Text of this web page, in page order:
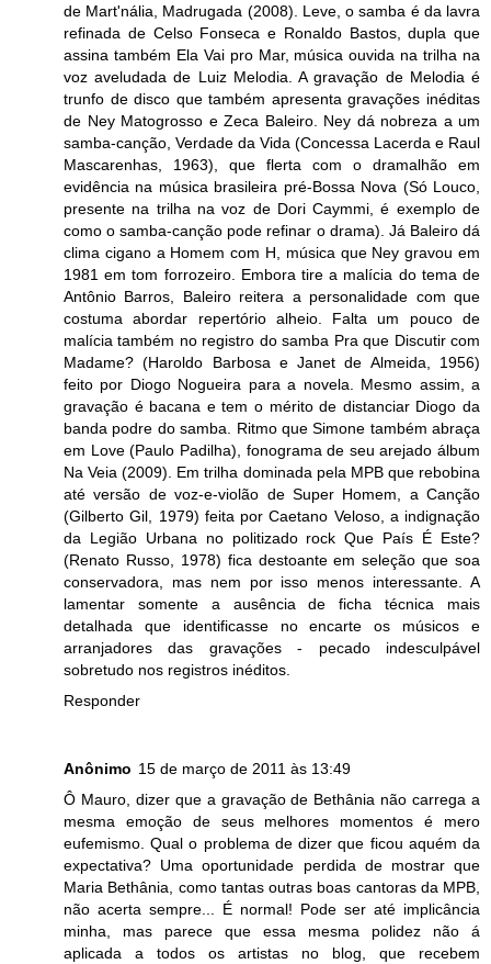
de Mart'nália, Madrugada (2008). Leve, o samba é da lavra
refinada de Celso Fonseca e Ronaldo Bastos, dupla que
assina também Ela Vai pro Mar, música ouvida na trilha na
voz aveludada de Luiz Melodia. A gravação de Melodia é
trunfo de disco que também apresenta gravações inéditas
de Ney Matogrosso e Zeca Baleiro. Ney dá nobreza a um
samba-canção, Verdade da Vida (Concessa Lacerda e Raul
Mascarenhas, 1963), que flerta com o dramalhão em
evidência na música brasileira pré-Bossa Nova (Só Louco,
presente na trilha na voz de Dori Caymmi, é exemplo de
como o samba-canção pode refinar o drama). Já Baleiro dá
clima cigano a Homem com H, música que Ney gravou em
1981 em tom forrozeiro. Embora tire a malícia do tema de
Antônio Barros, Baleiro reitera a personalidade com que
costuma abordar repertório alheio. Falta um pouco de
malícia também no registro do samba Pra que Discutir com
Madame? (Haroldo Barbosa e Janet de Almeida, 1956)
feito por Diogo Nogueira para a novela. Mesmo assim, a
gravação é bacana e tem o mérito de distanciar Diogo da
banda podre do samba. Ritmo que Simone também abraça
em Love (Paulo Padilha), fonograma de seu arejado álbum
Na Veia (2009). Em trilha dominada pela MPB que rebobina
até versão de voz-e-violão de Super Homem, a Canção
(Gilberto Gil, 1979) feita por Caetano Veloso, a indignação
da Legião Urbana no politizado rock Que País É Este?
(Renato Russo, 1978) fica destoante em seleção que soa
conservadora, mas nem por isso menos interessante. A
lamentar somente a ausência de ficha técnica mais
detalhada que identificasse no encarte os músicos e
arranjadores das gravações - pecado indesculpável
sobretudo nos registros inéditos.
Responder
Anônimo 15 de março de 2011 às 13:49
Ô Mauro, dizer que a gravação de Bethânia não carrega a
mesma emoção de seus melhores momentos é mero
eufemismo. Qual o problema de dizer que ficou aquém da
expectativa? Uma oportunidade perdida de mostrar que
Maria Bethânia, como tantas outras boas cantoras da MPB,
não acerta sempre... É normal! Pode ser até implicância
minha, mas parece que essa mesma polidez não á
aplicada a todos os artistas no blog, que recebem